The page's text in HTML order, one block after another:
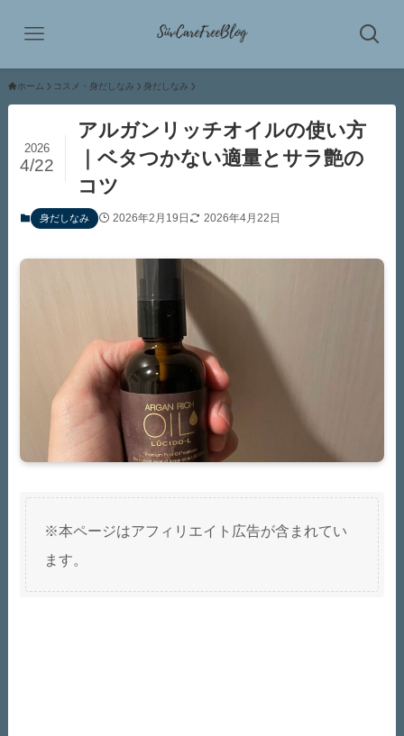
ホーム コスメ・身だしなみ 身だしなみ
アルガンリッチオイルの使い方
｜ベタつかない適量とサラ艶の
コツ
2026
4/22
身だしなみ 2026年2月19日 2026年4月22日
※本ページはアフィリエイト広告が含まれてい
ます。